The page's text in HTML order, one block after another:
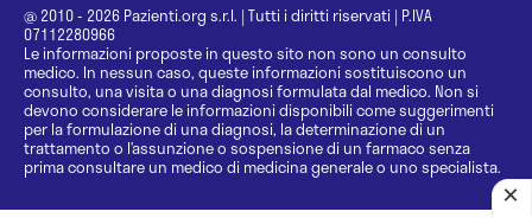
@ 2010 - 2026 Pazienti.org s.r.l. | Tutti i diritti riservati | P.IVA
07112280966
Le informazioni proposte in questo sito non sono un consulto
medico. In nessun caso, queste informazioni sostituiscono un
consulto, una visita o una diagnosi formulata dal medico. Non si
devono considerare le informazioni disponibili come suggerimenti
per la formulazione di una diagnosi, la determinazione di un
trattamento o l’assunzione o sospensione di un farmaco senza
prima consultare un medico di medicina generale o uno specialista.